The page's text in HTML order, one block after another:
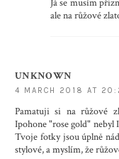
Já se musím
ale na růžové
UNKNOWN
4 MARCH 2018 AT
Pamatuji si na růžové
Ipohone "rose gold" nebyl
Tvoje fotky jsou úplně
stylové, a myslím, že